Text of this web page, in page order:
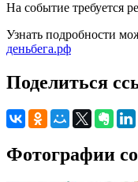
На событие требуется
Узнать подробности
деньбега.рф
Поделиться
Фотографии